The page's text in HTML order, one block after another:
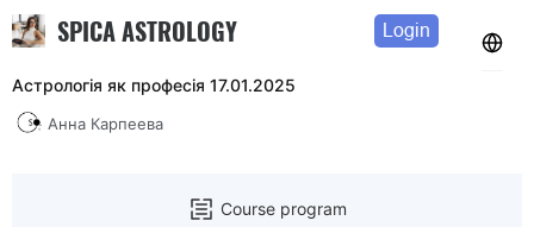
SPICA ASTROLOGY Login
Астрологія як професія 17.01.2025
Анна Карпеева
Course program